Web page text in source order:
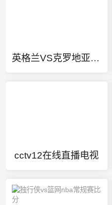
英格兰VS克罗地亚今日赛事直播
cctv12在线直播电视